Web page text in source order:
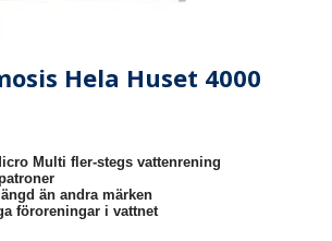
Hela Huset 4000
Multi fler-stegs vattenrening
än andra märken
föroreningar i vattnet